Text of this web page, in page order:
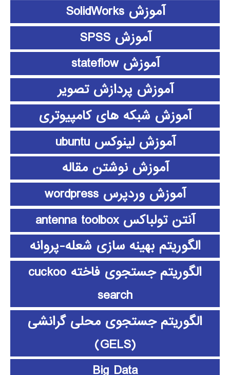
آموزش SolidWorks
آموزش SPSS
آموزش stateflow
آموزش پردازش تصویر
آموزش شبکه های کامپیوتری
آموزش لینوکس ubuntu
آموزش نوشتن مقاله
آموزش وردپرس wordpress
آنتن تولباکس antenna toolbox
الگوریتم بهینه سازی شعله-پروانه
الگوریتم جستجوی فاخته cuckoo
search
الگوریتم جستجوی محلی گرانشی
(GELS)
Big Data